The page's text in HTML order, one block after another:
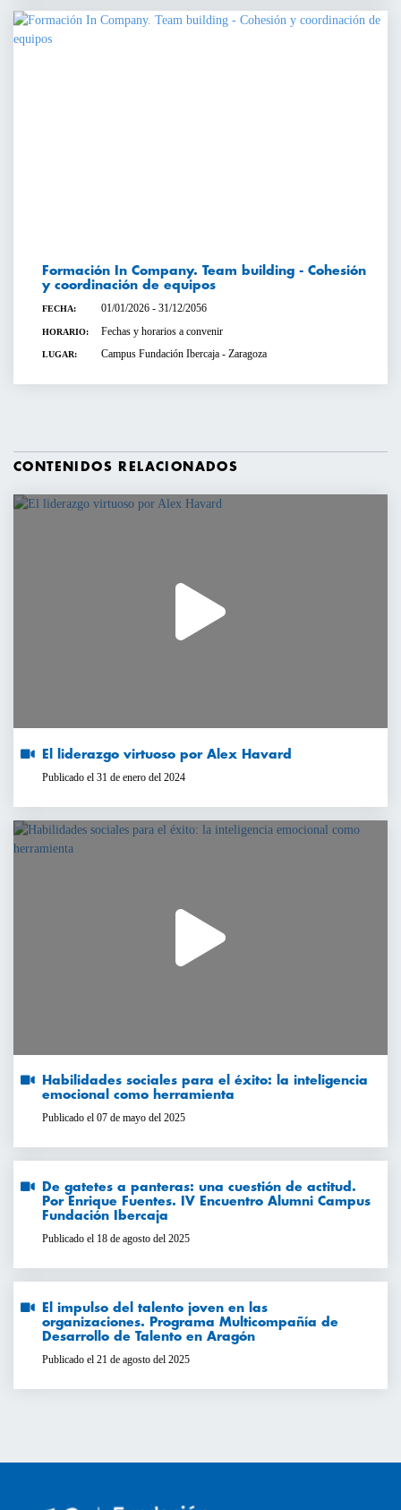
Formación In Company. Team building - Cohesión
y coordinación de equipos
FECHA: 01/01/2026 - 31/12/2056
HORARIO: Fechas y horarios a convenir
LUGAR: Campus Fundación Ibercaja - Zaragoza
CONTENIDOS RELACIONADOS
El liderazgo virtuoso por Alex Havard
Publicado el 31 de enero del 2024
Habilidades sociales para el éxito: la inteligencia
emocional como herramienta
Publicado el 07 de mayo del 2025
De gatetes a panteras: una cuestión de actitud.
Por Enrique Fuentes. IV Encuentro Alumni Campus
Fundación Ibercaja
Publicado el 18 de agosto del 2025
El impulso del talento joven en las
organizaciones. Programa Multicompañía de
Desarrollo de Talento en Aragón
Publicado el 21 de agosto del 2025